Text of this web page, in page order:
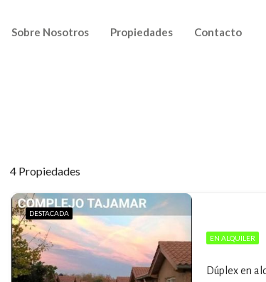
Sobre Nosotros Propiedades Contacto
4 Propiedades
DESTACADA
EN ALQUILER
Dúplex en